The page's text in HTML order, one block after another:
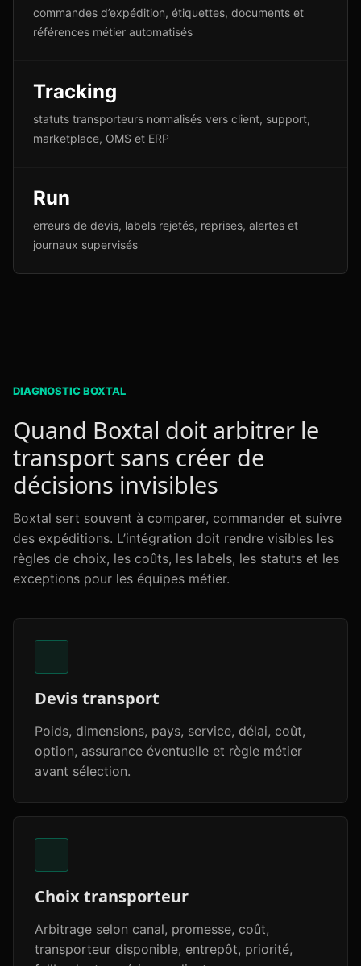
commandes d’expédition, étiquettes, documents et
références métier automatisés
Tracking
statuts transporteurs normalisés vers client, support,
marketplace, OMS et ERP
Run
erreurs de devis, labels rejetés, reprises, alertes et
journaux supervisés
DIAGNOSTIC BOXTAL
Quand Boxtal doit arbitrer le
transport sans créer de
décisions invisibles
Boxtal sert souvent à comparer, commander et suivre
des expéditions. L’intégration doit rendre visibles les
règles de choix, les coûts, les labels, les statuts et les
exceptions pour les équipes métier.
Devis transport
Poids, dimensions, pays, service, délai, coût,
option, assurance éventuelle et règle métier
avant sélection.
Choix transporteur
Arbitrage selon canal, promesse, coût,
transporteur disponible, entrepôt, priorité,